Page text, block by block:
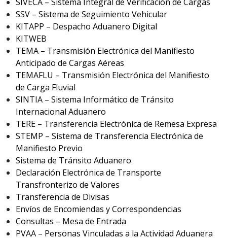
SSV – Sistema de Seguimiento Vehicular
KITAPP – Despacho Aduanero Digital
KITWEB
TEMA – Transmisión Electrónica del Manifiesto
Anticipado de Cargas Aéreas
TEMAFLU – Transmisión Electrónica del Manifiesto
de Carga Fluvial
SINTIA – Sistema Informático de Tránsito
Internacional Aduanero
TERE – Transferencia Electrónica de Remesa Expresa
STEMP – Sistema de Transferencia Electrónica de
Manifiesto Previo
Sistema de Tránsito Aduanero
Declaración Electrónica de Transporte
Transfronterizo de Valores
Transferencia de Divisas
Envíos de Encomiendas y Correspondencias
Consultas – Mesa de Entrada
PVAA – Personas Vinculadas a la Actividad Aduanera